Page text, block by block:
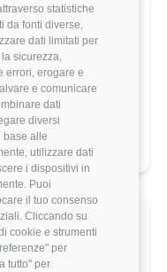
statistiche
da fonti diverse,
dati limitati per
sicurezza,
errori, erogare e
e comunicare
dati
diversi
base alle
utilizzare dati
i dispositivi in
Puoi
il tuo consenso
Cliccando su
cookie e strumenti
per
tutto" per
5€/giorno
3600€
SpA di